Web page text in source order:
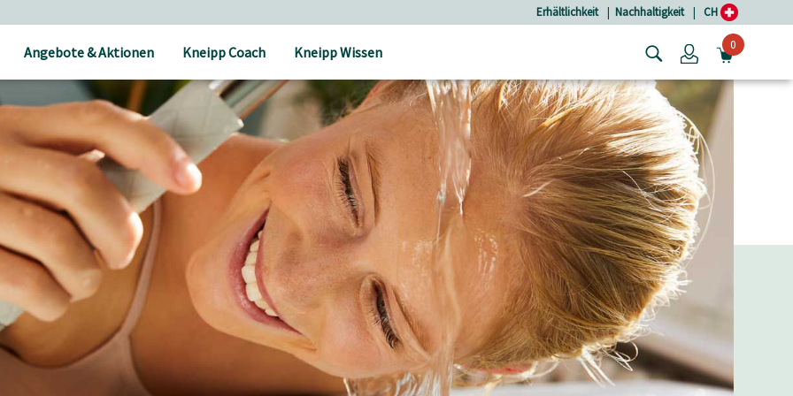
Erhältlichkeit | Nachhaltigkeit | CH
Angebote & Aktionen Kneipp Coach Kneipp Wissen Login0